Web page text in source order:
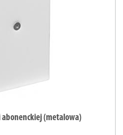
abonenckiej (metalowa)